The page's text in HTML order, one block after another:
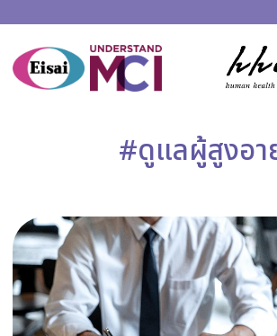
#ดูแลผู้สูงอา